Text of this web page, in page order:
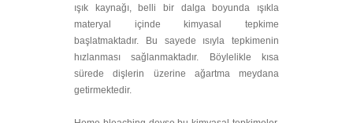
ışık kaynağı, belli bir dalga boyunda ışıkla
materyal içinde kimyasal tepkime
başlatmaktadır. Bu sayede ısıyla tepkimenin
hızlanması sağlanmaktadır. Böylelikle kısa
sürede dişlerin üzerine ağartma meydana
getirmektedir.